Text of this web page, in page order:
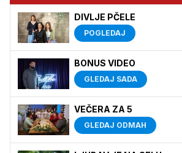
DIVLJE PČELE
POGLEDAJ
BONUS VIDEO
GLEDAJ SADA
VEČERA ZA 5
GLEDAJ ODMAH